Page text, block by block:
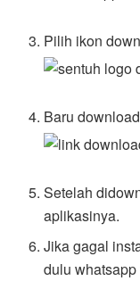
Pilih ikon
Baru
Setelah
aplikasinya.
Jika gagal
dulu